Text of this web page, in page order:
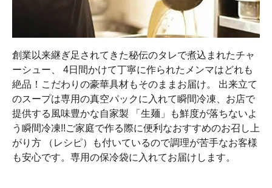
創業以来継ぎ足されてきた秘伝のタレで煮込まれたチャ
ーシュー、 4日間かけて丁寧に作られたメンマはどれも
絶品！こだわりの豪華具材もそのままお届け。 出来立て
のスープは専用の真空パックに入れて瞬間冷凍、お店で
提供する風味豊かな自家製 「生麺」も鮮度が落ちないよ
う瞬間冷凍!!ご家庭で作る際に便利なおすすめのお召し上
がり方 （レシピ）も付いているので調理が苦手なお客様
も安心です。専用の保冷袋に入れてお届けします。